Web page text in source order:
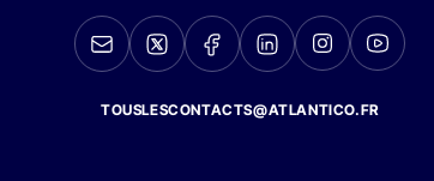
TOUSLESCONTACTS@ATLANTICO.FR